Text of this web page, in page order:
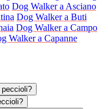
Dog Walker a Asciano
Dog Walker a Buti
Dog Walker a Campo
Walker a Capanne